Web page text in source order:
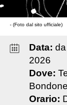
- (Foto dal sito ufficiale)
Data: da
2026
Dove:
Orario: